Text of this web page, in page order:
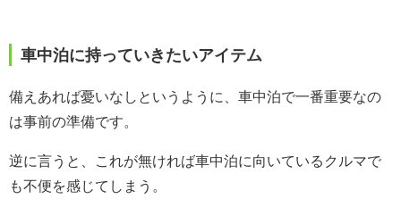
車中泊に持っていきたいアイテム
備えあれば憂いなしというように、車中泊で一番重要なの
は事前の準備です。
逆に言うと、これが無ければ車中泊に向いているクルマで
も不便を感じてしまう。